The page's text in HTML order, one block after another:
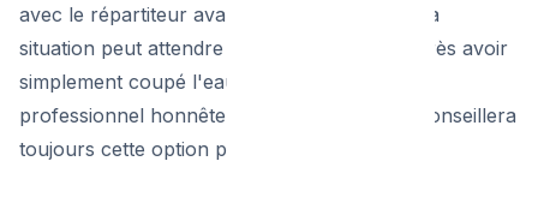
avec le répartiteur avant le déplacement : si la
situation peut attendre le lendemain matin après avoir
simplement coupé l'eau au compteur, un
professionnel honnête et transparent vous conseillera
toujours cette option plus économique.